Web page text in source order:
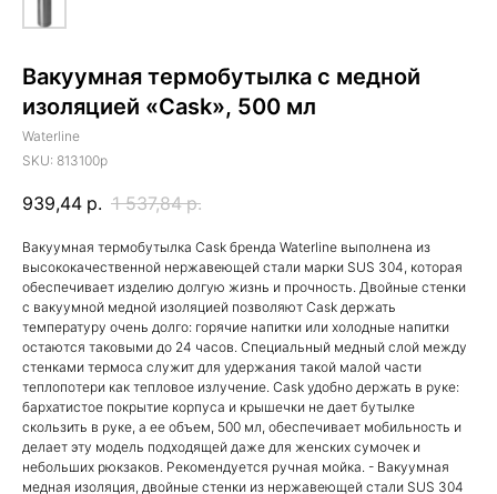
Вакуумная термобутылка с медной
изоляцией «Cask», 500 мл
Waterline
SKU: 813100p
939,44 р. 1 537,84 р.
Вакуумная термобутылка Cask бренда Waterline выполнена из
высококачественной нержавеющей стали марки SUS 304, которая
обеспечивает изделию долгую жизнь и прочность. Двойные стенки
с вакуумной медной изоляцией позволяют Cask держать
температуру очень долго: горячие напитки или холодные напитки
остаются таковыми до 24 часов. Специальный медный слой между
стенками термоса служит для удержания такой малой части
теплопотери как тепловое излучение. Cask удобно держать в руке:
бархатистое покрытие корпуса и крышечки не дает бутылке
скользить в руке, а ее объем, 500 мл, обеспечивает мобильность и
делает эту модель подходящей даже для женских сумочек и
небольших рюкзаков. Рекомендуется ручная мойка. - Вакуумная
медная изоляция, двойные стенки из нержавеющей стали SUS 304